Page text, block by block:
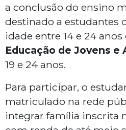
a conclusão do ensino
destinado a estudantes
idade entre 14 e 24
Educação de Jovens e
19 e 24 anos.
Para participar, o
matriculado na rede
integrar família inscrita